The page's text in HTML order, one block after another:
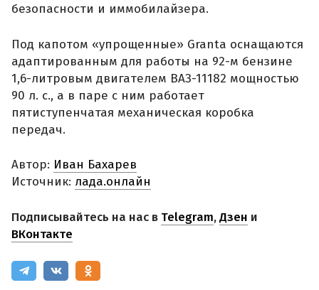
безопасности и иммобилайзера.
Под капотом «упрощенные» Granta оснащаются
адаптированным для работы на 92-м бензине
1,6-литровым двигателем ВАЗ-11182 мощностью
90 л. с., а в паре с ним работает
пятиступенчатая механическая коробка
передач.
Автор: Иван Бахарев
Источник: лада.онлайн
Подписывайтесь на нас в Telegram,Дзен и
ВКонтакте